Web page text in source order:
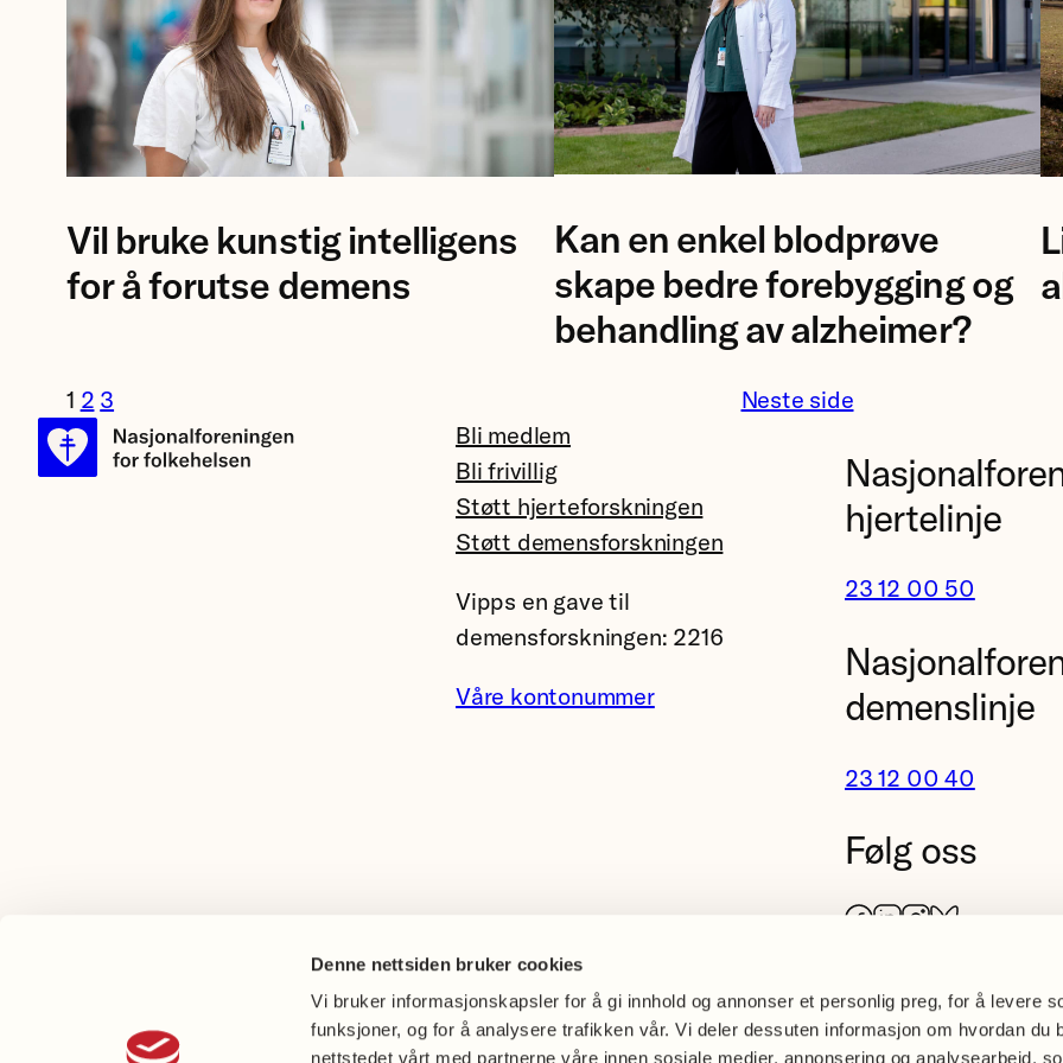
Denne nettsiden bruker cookies
Vi bruker informasjonskapsler for å gi innhold og annonser et personlig preg, for å levere
funksjoner, og for å analysere trafikken vår. Vi deler dessuten informasjon om hvordan du
nettstedet vårt med partnerne våre innen sosiale medier, annonsering og analysearbeid,
av
forsker
Eva
på
Rikshospitalet.
Vil bruke kunstig intelligens
for å forutse demens
av
forsker
Ingrid
Augestad.
Kan en enkel blodprøve
skape bedre forebygging og
behandling av alzheimer?
1 2 3
Neste side
Bli medlem
Bli frivillig
Støtt hjerteforskningen
Støtt demensforskningen
Vipps en gave til
demensforskningen: 2216
Våre kontonummer
hjertelinje
23 12 00 50
demenslinje
23 12 00 40
Følg oss
Facebook
LinkedIn
Instagram
Bluesky